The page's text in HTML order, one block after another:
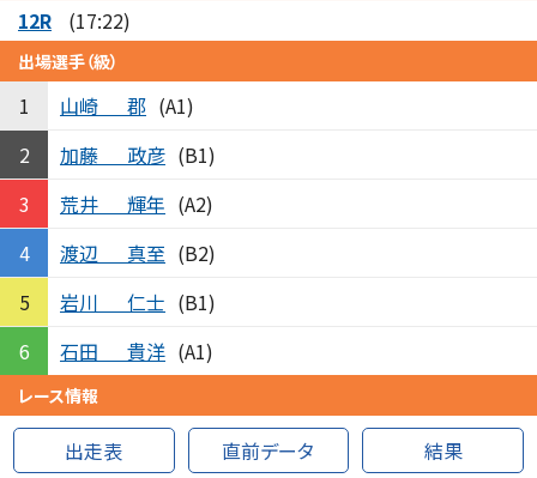
12R (17:22)
出場選手（級）
1 山崎 郡 (A1)
2
加藤 政彦 (B1)
3
荒井 輝年 (A2)
4
渡辺 真至 (B2)
5
岩川 仁士 (B1)
6
石田 貴洋 (A1)
レース情報
出走表 直前データ 結果